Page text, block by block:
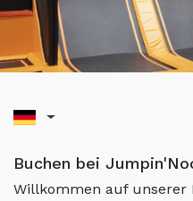
Buchen bei
Willkommen auf unserer